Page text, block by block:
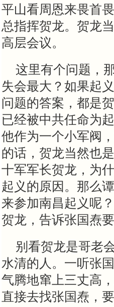
平山看周恩来畏首
总指挥贺龙。贺龙
高层会议。
这里有个问题，
失会最大？如果起
问题的答案，都是
已经被中共任命为
他作为一个小军阀
的话，贺龙当然也
十军军长贺龙，为
起义的原因。那么
来参加南昌起义呢
贺龙，告诉张国焘
别看贺龙是哥老
水清的人。一听张
气腾地窜上三丈高
直接去找张国焘，